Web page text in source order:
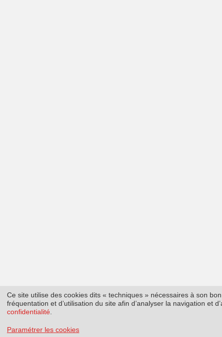
Ce site utilise des cookies dits « techniques » nécessaires à son
fréquentation et d’utilisation du site afin d’analyser la navigation et
confidentialité
Paramétrer les cookies